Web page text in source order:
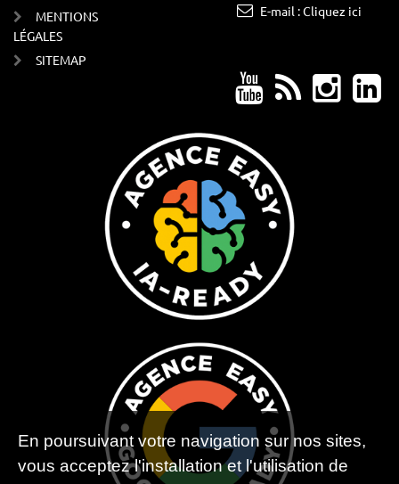
MENTIONS
LÉGALES
SITEMAP
E-mail : Cliquez ici
En poursuivant votre navigation sur nos sites,
vous acceptez l'installation et l'utilisation de